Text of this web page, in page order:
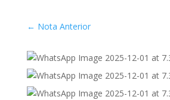
← Nota Anterior